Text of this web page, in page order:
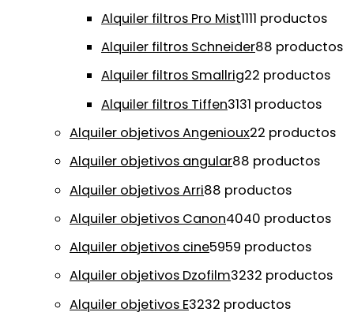
Alquiler filtros Pro Mist1111 productos
Alquiler filtros Schneider88 productos
Alquiler filtros Smallrig22 productos
Alquiler filtros Tiffen3131 productos
Alquiler objetivos Angenioux22 productos
Alquiler objetivos angular88 productos
Alquiler objetivos Arri88 productos
Alquiler objetivos Canon4040 productos
Alquiler objetivos cine5959 productos
Alquiler objetivos Dzofilm3232 productos
Alquiler objetivos E3232 productos